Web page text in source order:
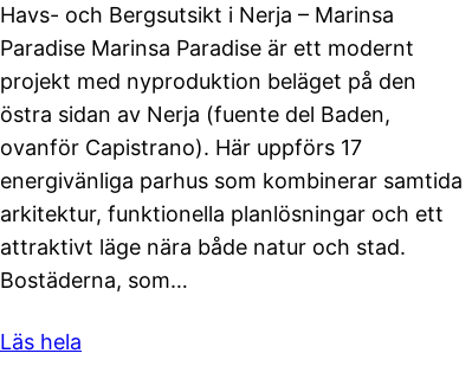
Havs- och Bergsutsikt i Nerja – Marinsa
Paradise Marinsa Paradise är ett modernt
projekt med nyproduktion beläget på den
östra sidan av Nerja (fuente del Baden,
ovanför Capistrano). Här uppförs 17
energivänliga parhus som kombinerar samtida
arkitektur, funktionella planlösningar och ett
attraktivt läge nära både natur och stad.
Bostäderna, som…
Läs hela